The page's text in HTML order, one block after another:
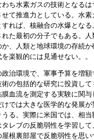
わち水素ガスの技術となる
て推進力としている。水
れば、核融合の水爆とな
た最初の分子でもある。
、人類と地球環境の存続
楽観的には見通せない。。
治環境で、軍事予算を増
の包括的な研究に投資し
血流を測定する実験に関
では大きな医学的な発展
る。実際に米国では、相
レブの反脆弱性を学習し
屋根裏部屋で反脆弱性を思